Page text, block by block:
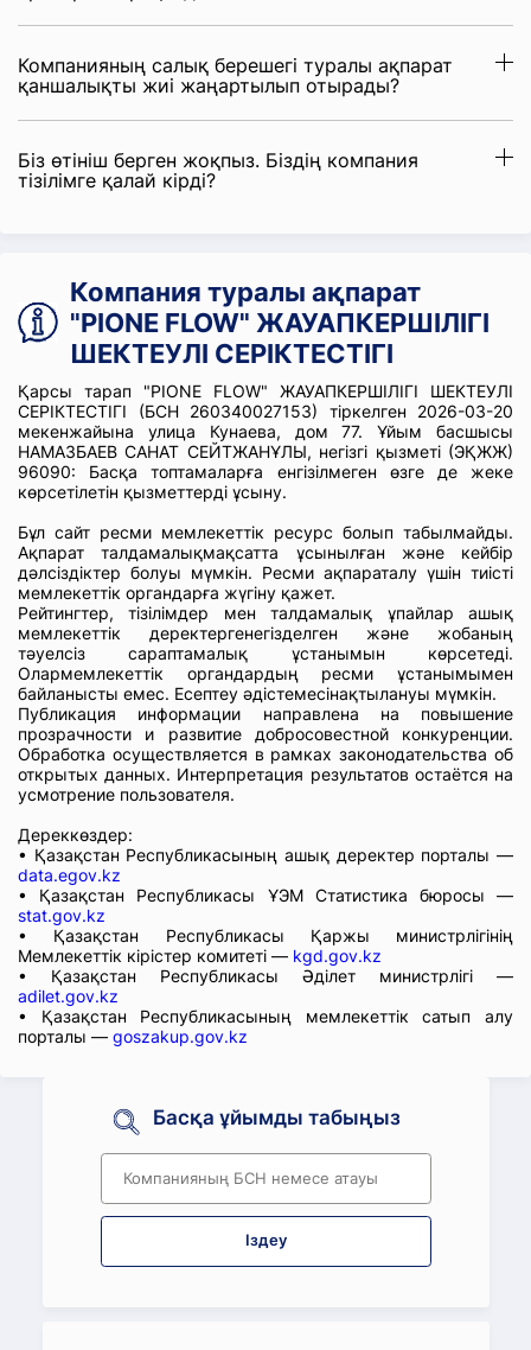
Компанияның салық берешегі туралы ақпарат
қаншалықты жиі жаңартылып отырады?
Біз өтініш берген жоқпыз. Біздің компания
тізілімге қалай кірді?
Компания туралы ақпарат
"PIONE FLOW" ЖАУАПКЕРШІЛІГІ
ШЕКТЕУЛІ СЕРІКТЕСТІГІ
Қарсы тарап "PIONE FLOW" ЖАУАПКЕРШІЛІГІ ШЕКТЕУЛІ
СЕРІКТЕСТІГІ (БСН 260340027153) тіркелген 2026-03-20
мекенжайына улица Кунаева, дом 77. Ұйым басшысы
НАМАЗБАЕВ САНАТ СЕЙТЖАНҰЛЫ, негізгі қызметі (ЭҚЖЖ)
96090: Басқа топтамаларға енгізілмеген өзге де жеке
көрсетілетін қызметтерді ұсыну.
Бұл сайт ресми мемлекеттік ресурс болып табылмайды.
Ақпарат талдамалықмақсатта ұсынылған және кейбір
дәлсіздіктер болуы мүмкін. Ресми ақпараталу үшін тиісті
мемлекеттік органдарға жүгіну қажет.
Рейтингтер, тізілімдер мен талдамалық ұпайлар ашық
мемлекеттік деректергенегізделген және жобаның
тәуелсіз сараптамалық ұстанымын көрсетеді.
Олармемлекеттік органдардың ресми ұстанымымен
байланысты емес. Есептеу әдістемесінақтылануы мүмкін.
Публикация информации направлена на повышение
прозрачности и развитие добросовестной конкуренции.
Обработка осуществляется в рамках законодательства об
открытых данных. Интерпретация результатов остаётся на
усмотрение пользователя.
Дереккөздер:
• Қазақстан Республикасының ашық деректер порталы —
data.egov.kz
• Қазақстан Республикасы ҰЭМ Статистика бюросы —
stat.gov.kz
• Қазақстан Республикасы Қаржы министрлігінің
Мемлекеттік кірістер комитеті — kgd.gov.kz
• Қазақстан Республикасы Әділет министрлігі —
adilet.gov.kz
• Қазақстан Республикасының мемлекеттік сатып алу
порталы — goszakup.gov.kz
Басқа ұйымды табыңыз
Іздеу